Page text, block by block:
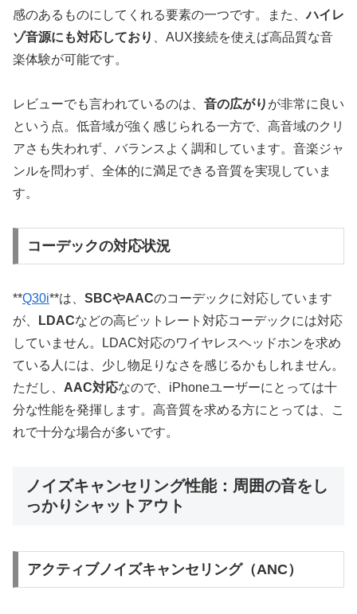
感のあるものにしてくれる要素の一つです。また、ハイレ
ゾ音源にも対応しており
、AUX接続を使えば高品質な音
楽体験が可能です。
レビューでも言われているのは、 音の広がり が非常に良い
という点。低音域が強く感じられる一方で、高音域のクリ
アさも失われず、バランスよく調和しています。音楽ジャ
ンルを問わず、全体的に満足できる音質を実現していま
す。
コーデックの対応状況
**Q30i**は、 SBCやAACのコーデックに対応しています
が、
LDACなどの高ビットレート対応コーデックには対応
していません。LDAC対応のワイヤレスヘッドホンを求め
ている人には、少し物足りなさを感じるかもしれません。
ただし、 AAC対応なので、iPhoneユーザーにとっては十
分な性能を発揮します。高音質を求める方にとっては、こ
れで十分な場合が多いです。
ノイズキャンセリング性能：周囲の音をし
っかりシャットアウト
アクティブノイズキャンセリング（ANC）